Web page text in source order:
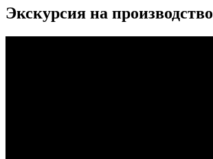
Экскурсия на производство